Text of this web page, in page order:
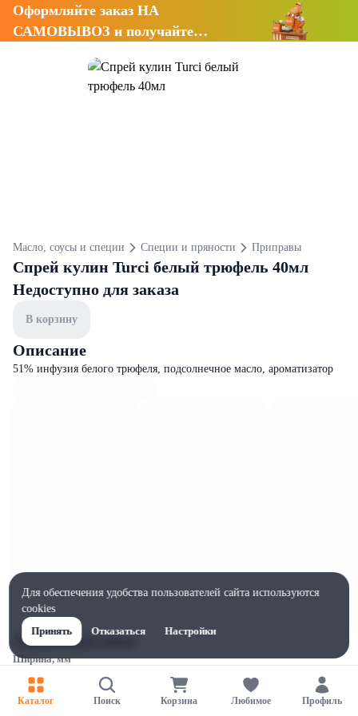
Оформляйте заказ НА
САМОВЫВОЗ и получайте
Масло, соусы и специи Специи и пряности Приправы
Спрей кулин Turci белый трюфель 40мл
Недоступно для заказа
В корзину
Описание
51% инфузия белого трюфеля, подсолнечное масло, ароматизатор
Характеристики
Ширина, мм
Высота, мм
Каталог Поиск Корзина Любимое Профиль
Для обеспечения удобства пользователей сайта используются
cookies
Принять
Отказаться Настройки